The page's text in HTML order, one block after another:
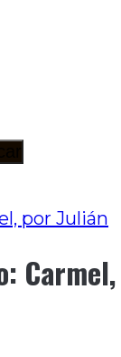
por Julián
Carmel,